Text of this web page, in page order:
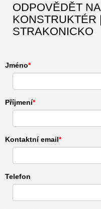
ODPOVĚDĚT
KONSTRUKTÉR
STRAKONICKO
Jméno
Příjmení
Kontaktní email
Telefon